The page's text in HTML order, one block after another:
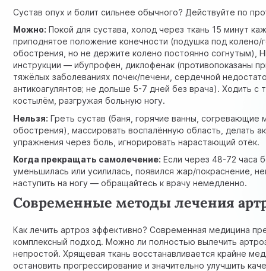
Сустав опух и болит сильнее обычного? Действуйте по
Можно: Покой для сустава, холод через ткань 15 минут
приподнятое положение конечности (подушка под колено/
обострения, но не держите колено постоянно согнутым),
инструкции — ибупрофен, диклофенак (противопоказаны
тяжёлых заболеваниях почек/печени, сердечной
антикоагулянтов; не дольше 5-7 дней без врача). Ходить с
костылём, разгружая больную ногу.
Нельзя: Греть сустав (баня, горячие ванны, согревающие
обострения), массировать воспалённую область, делать
упражнения через боль, игнорировать нарастающий отёк.
Когда прекращать самолечение: Если через 48-72 часа
уменьшилась или усилилась, появился жар/покраснение,
наступить на ногу — обращайтесь к врачу немедленно.
Современные методы лечения
Как лечить артроз эффективно? Современная медицина
комплексный подход. Можно ли полностью вылечить
непростой. Хрящевая ткань восстанавливается крайне
остановить прогрессирование и значительно улучшить